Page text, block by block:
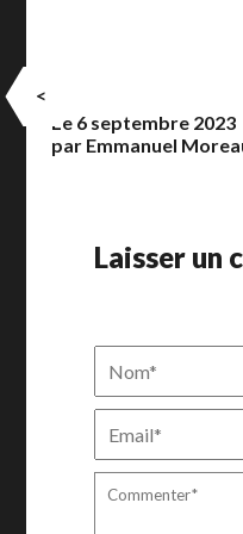
Le 6 septembre 2023
par Emmanuel
Laisser un
<